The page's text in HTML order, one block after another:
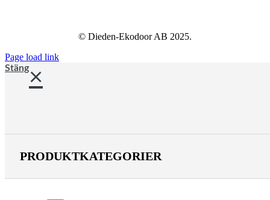
© Dieden-Ekodoor AB 2025.
Page load link
Stäng
PRODUKTKATEGORIER